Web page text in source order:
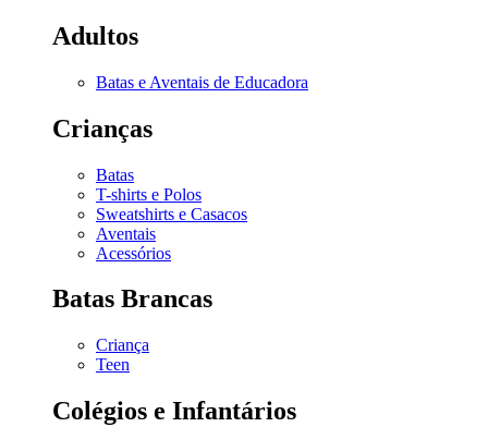
Adultos
Batas e Aventais de Educadora
Crianças
Batas
T-shirts e Polos
Sweatshirts e Casacos
Aventais
Acessórios
Batas Brancas
Criança
Teen
Colégios e Infantários